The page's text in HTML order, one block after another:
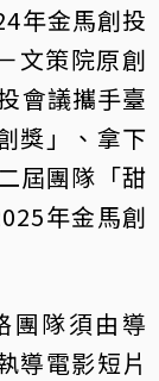
年金馬創投
文策院原創
會議攜手臺
獎」、拿下
屆團隊「甜
年金馬創
團隊須由導
導電影短片